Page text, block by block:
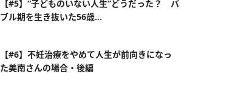
【#5】“子どものいない人生”どうだった？ バ
ブル期を生き抜いた56歳...
【#6】不妊治療をやめて人生が前向きになっ
た美南さんの場合・後編